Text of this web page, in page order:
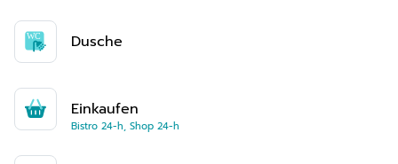
Dusche
Einkaufen
Bistro 24-h, Shop 24-h